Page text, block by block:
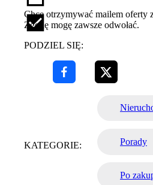
Chcę otrzymywać mailem oferty
Zgodę mogę zawsze odwołać.
PODZIEL SIĘ:
KATEGORIE: Porady
Po